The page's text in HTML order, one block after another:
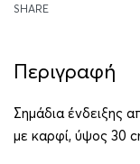
SHARE
Περιγραφή
Σημάδια ένδειξης
με καρφί, ύψος 30